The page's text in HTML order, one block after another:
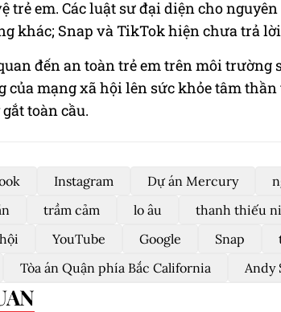
trẻ em. Các luật sư đại diện cho
khác; Snap và TikTok hiện chưa trả
đến an toàn trẻ em trên môi trường
của mạng xã hội lên sức khỏe tâm
toàn cầu.
Instagram Dự án Mercury
trầm cảm lo âu thanh thiếu
YouTube Google Snap
Tòa án Quận phía Bắc California Andy